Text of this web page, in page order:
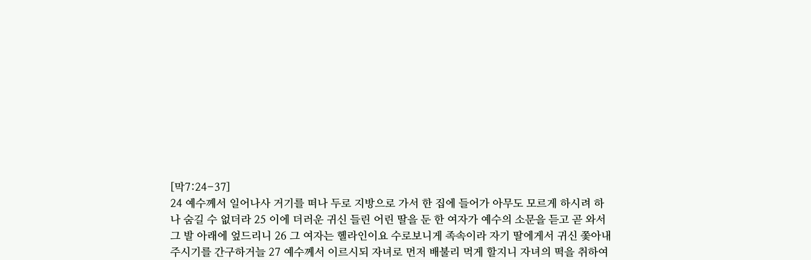
[막7:24-37]
24 예수께서 일어나사 거기를 떠나 두로 지방으로 가서 한 집에 들어가 아무도 모르게 하시려 하
나 숨길 수 없더라 25 이에 더러운 귀신 들린 어린 딸을 둔 한 여자가 예수의 소문을 듣고 곧 와서
그 발 아래에 엎드리니 26 그 여자는 헬라인이요 수로보니게 족속이라 자기 딸에게서 귀신 쫓아내
주시기를 간구하거늘 27 예수께서 이르시되 자녀로 먼저 배불리 먹게 할지니 자녀의 떡을 취하여